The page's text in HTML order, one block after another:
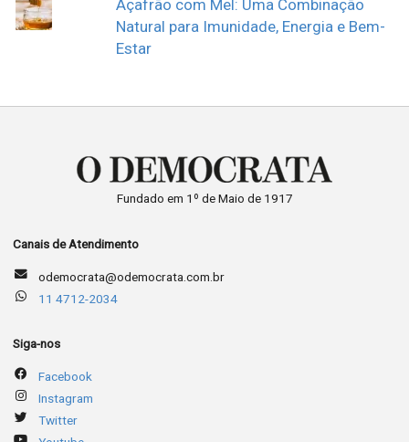
Açafrão com Mel: Uma Combinação
Natural para Imunidade, Energia e Bem-
Estar
Fundado em 1º de Maio de 1917
Canais de Atendimento
odemocrata@odemocrata.com.br
11 4712-2034
Siga-nos
Facebook
Instagram
Twitter